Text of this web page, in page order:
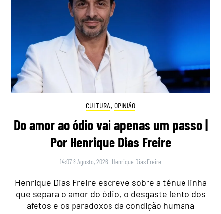
CULTURA , OPINIÃO
Do amor ao ódio vai apenas um passo |
Por Henrique Dias Freire
14:07 8 Agosto, 2026 | Henrique Dias Freire
Henrique Dias Freire escreve sobre a ténue linha
que separa o amor do ódio, o desgaste lento dos
afetos e os paradoxos da condição humana